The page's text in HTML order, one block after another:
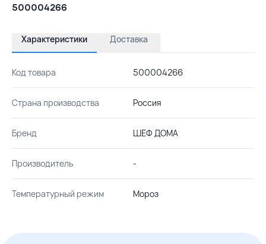
500004266
Характеристики Доставка
Код товара 500004266
Страна производства Россия
Бренд ШЕФ ДОМА
Производитель -
Температурный режим Мороз